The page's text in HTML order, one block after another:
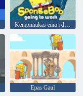
Epas Gaul